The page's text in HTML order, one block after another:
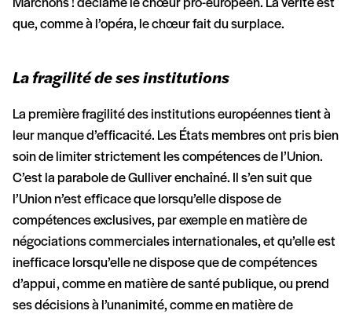
Marchons ! déclame le chœur pro-européen. La vérité est
que, comme à l’opéra, le chœur fait du surplace.
La fragilité de ses institutions
La première fragilité des institutions européennes tient à
leur manque d’efficacité. Les États membres ont pris bien
soin de limiter strictement les compétences de l’Union.
C’est la parabole de Gulliver enchaîné. Il s’en suit que
l’Union n’est efficace que lorsqu’elle dispose de
compétences exclusives, par exemple en matière de
négociations commerciales internationales, et qu’elle est
inefficace lorsqu’elle ne dispose que de compétences
d’appui, comme en matière de santé publique, ou prend
ses décisions à l’unanimité, comme en matière de